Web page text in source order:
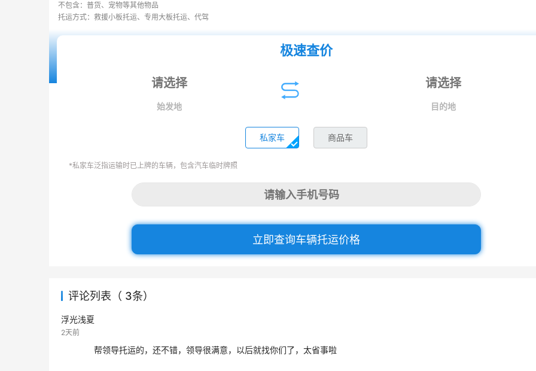
不包含：普货、宠物等其他物品
托运方式：救援小板托运、专用大板托运、代驾
极速查价
始发地 目的地
私家车 商品车
*私家车泛指运输时已上牌的车辆，包含汽车临时牌照
立即查询车辆托运价格
评论列表（ 3条）
浮光浅夏
2天前
帮领导托运的，还不错，领导很满意，以后就找你们了，太省事啦